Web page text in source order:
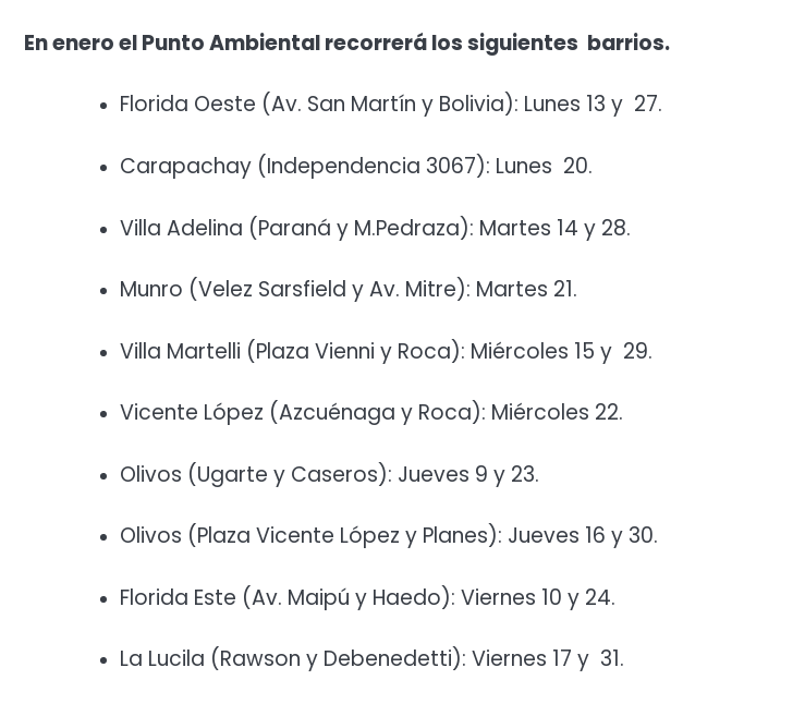
En enero el Punto Ambiental recorrerá los siguientes barrios.
Florida Oeste (Av. San Martín y Bolivia): Lunes 13 y 27.
Carapachay (Independencia 3067): Lunes 20.
Villa Adelina (Paraná y M.Pedraza): Martes 14 y 28.
Munro (Velez Sarsfield y Av. Mitre): Martes 21.
Villa Martelli (Plaza Vienni y Roca): Miércoles 15 y 29.
Vicente López (Azcuénaga y Roca): Miércoles 22.
Olivos (Ugarte y Caseros): Jueves 9 y 23.
Olivos (Plaza Vicente López y Planes): Jueves 16 y 30.
Florida Este (Av. Maipú y Haedo): Viernes 10 y 24.
La Lucila (Rawson y Debenedetti): Viernes 17 y 31.